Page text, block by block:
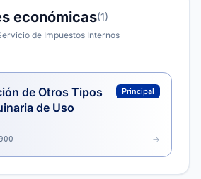
económicas(1)
de Impuestos Internos
de Otros Tipos
de Uso
Principal